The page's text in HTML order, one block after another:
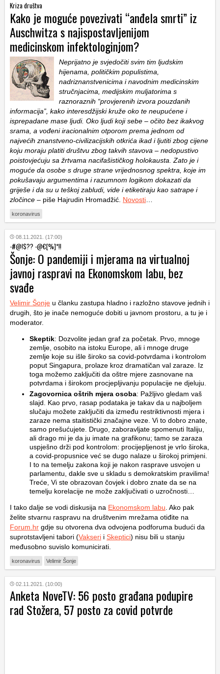
Kriza društva
Kako je moguće povezivati “anđela smrti” iz
Auschwitza s najispostavljenijom
medicinskom infektologinjom?
Neprijatno je svjedočiti svim tim ljudskim
hijenama, političkim populistima,
nadriznanstvenicima i navodnim medicinskim
stručnjacima, medijskim muljatorima s
raznoraznih “provjerenih izvora pouzdanih
informacija”, kako interesdžijski kruže oko te neupućene i
isprepadane mase ljudi. Oko ljudi koji sebe – očito bez ikakvog
srama, a vođeni iracionalnim otporom prema jednom od
najvećih znanstveno-civilizacijskih otkrića ikad i ljutiti zbog cijene
koju moraju platiti društvu zbog takvih stavova – nedopustivo
poistovjećuju sa žrtvama nacifašističkog holokausta. Zato je i
moguće da osobe s druge strane vrijednosnog spektra, koje im
pokušavaju argumentima i razumnom logikom dokazati da
griješe i da su u teškoj zabludi, vide i etiketiraju kao satrape i
zločince – piše Hajrudin Hromadžić. Novosti…
koronavirus
08.11.2021. (17:00)
-#@!$?? -@€[%]*!!
Šonje: O pandemiji i mjerama na virtualnoj
javnoj raspravi na Ekonomskom labu, bez
svađe
Velimir Šonje u članku zastupa hladno i razložno stavove jednih i
drugih, što je inače nemoguće dobiti u javnom prostoru, a tu je i
moderator.
Skeptik: Dozvolite jedan graf za početak. Prvo, mnoge
zemlje, osobito na istoku Europe, ali i mnoge druge
zemlje koje su išle široko sa covid-potvrdama i kontrolom
poput Singapura, prolaze kroz dramatičan val zaraze. Iz
toga možemo zaključiti da oštre mjere zasnovane na
potvrdama i širokom procjepljivanju populacije ne djeluju.
Zagovornica oštrih mjera osoba: Pažljivo gledam vaš
slajd. Kao prvo, rasap podataka je takav da u najboljem
slučaju možete zaključiti da između restriktivnosti mjera i
zaraze nema staitistički značajne veze. Vi to dobro znate,
samo prešućujete. Drugo, zaboravljate spomenuti Italiju,
ali drago mi je da ju imate na grafikonu; tamo se zaraza
uspješno drži pod kontrolom: procijepljenost je vrlo široka,
a covid-propusnice već se dugo nalaze u širokoj primjeni.
I to na temelju zakona koji je nakon rasprave usvojen u
parlamentu, dakle sve u skladu s demokratskim pravilima!
Treće, Vi ste obrazovan čovjek i dobro znate da se na
temelju korelacije ne može zaključivati o uzročnosti…
I tako dalje se vodi diskusija na Ekonomskom labu. Ako pak
želite stvarnu raspravu na društvenim mrežama otiđite na
Forum.hr gdje su otvorena dva odvojena podforuma budući da
suprotstavljeni tabori (Vakseri i Skeptici) nisu bili u stanju
međusobno suvislo komunicirati.
koronavirus Velimir Šonje
02.11.2021. (10:00)
Anketa NoveTV: 56 posto građana podupire
rad Stožera, 57 posto za covid potvrde